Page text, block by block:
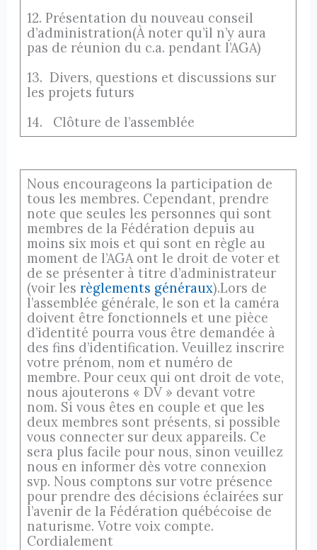
12. Présentation du nouveau conseil
d’administration(À noter qu’il n’y aura
pas de réunion du c.a. pendant l’AGA)
13. Divers, questions et discussions sur
les projets futurs
14. Clôture de l’assemblée
Nous encourageons la participation de
tous les membres. Cependant, prendre
note que seules les personnes qui sont
membres de la Fédération depuis au
moins six mois et qui sont en règle au
moment de l’AGA ont le droit de voter et
de se présenter à titre d’administrateur
(voir les règlements généraux).Lors de
l’assemblée générale, le son et la caméra
doivent être fonctionnels et une pièce
d’identité pourra vous être demandée à
des fins d’identification. Veuillez inscrire
votre prénom, nom et numéro de
membre. Pour ceux qui ont droit de vote,
nous ajouterons « DV » devant votre
nom. Si vous êtes en couple et que les
deux membres sont présents, si possible
vous connecter sur deux appareils. Ce
sera plus facile pour nous, sinon veuillez
nous en informer dès votre connexion
svp. Nous comptons sur votre présence
pour prendre des décisions éclairées sur
l’avenir de la Fédération québécoise de
naturisme. Votre voix compte.
Cordialement